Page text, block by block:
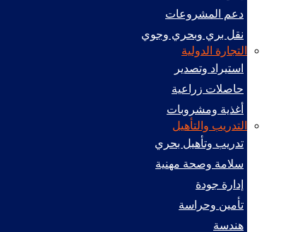
دعم المشروعات
نقل بري وبحري وجوي
التجارة الدولية
استيراد وتصدير
حاصلات زراعية
أغذية ومشروبات
التدريب والتأهيل
تدريب وتأهيل بحري
سلامة وصحة مهنية
إدارة جودة
تأمين وحراسة
هندسة